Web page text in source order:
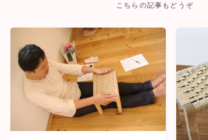
こちらの記事もどうぞ